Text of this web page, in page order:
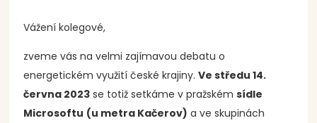
Vážení kolegové,
zveme vás na velmi zajímavou debatu o
energetickém využití české krajiny.Ve středu 14.
června 2023 se totiž setkáme v pražskémsídle
Microsoftu (u metra Kačerov) a ve skupinách